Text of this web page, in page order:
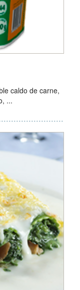
caldo de carne,
...